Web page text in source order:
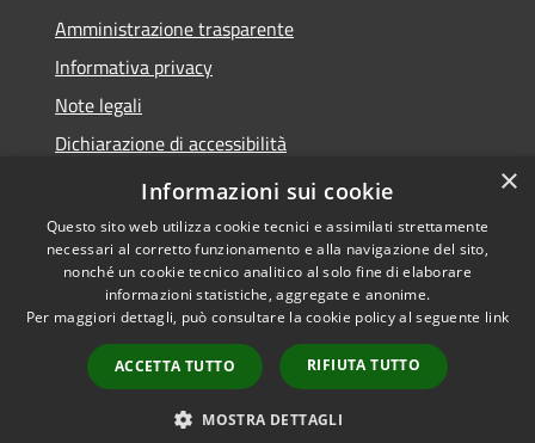
Amministrazione trasparente
Informativa privacy
Note legali
Dichiarazione di accessibilità
Piano di miglioramento dei servizi
Accessibilità
Copyright © 2026 • Comune di
Borgo Valbelluna • Powered by
Municipium•
Accesso
redazione
×
Informazioni sui cookie
Questo sito web utilizza cookie tecnici e assimilati strettamente
necessari al corretto funzionamento e alla navigazione del sito,
nonché un cookie tecnico analitico al solo fine di elaborare
informazioni statistiche, aggregate e anonime.
Per maggiori dettagli, può consultare la cookie policy al seguente link
ACCETTA TUTTO RIFIUTA TUTTO
MOSTRA DETTAGLI